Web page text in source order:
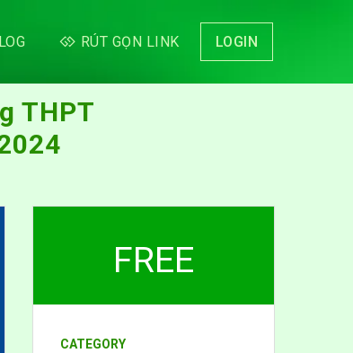
RÚT GỌN LINK LOGIN
THPT
FREE
CATEGORY